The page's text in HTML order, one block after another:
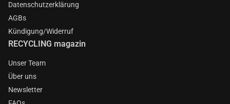
Datenschutzerklärung
AGBs
Kündigung/Widerruf
RECYCLING magazin
Unser Team
Über uns
Newsletter